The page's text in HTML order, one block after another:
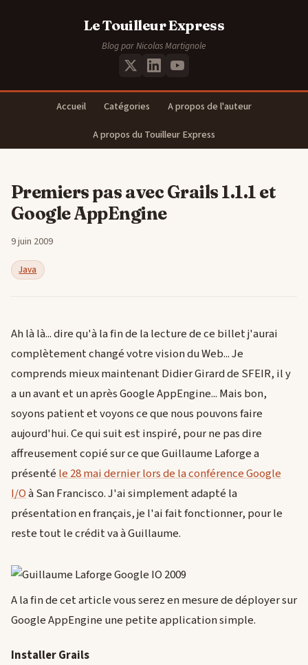
Le Touilleur Express
Blog par Nicolas Martignole
Accueil Catégories
A propos de l'auteur
A propos du Touilleur Express
Premiers pas avec Grails 1.1.1 et
Google AppEngine
9 juin 2009
Java
Ah là là... dire qu'à la fin de la lecture de ce billet j'aurai
complètement changé votre vision du Web... Je
comprends mieux maintenant Didier Girard de SFEIR, il y
a un avant et un après Google AppEngine... Mais bon,
soyons patient et voyons ce que nous pouvons faire
aujourd'hui. Ce qui suit est inspiré, pour ne pas dire
affreusement copié sur ce que Guillaume Laforge a
présentéle 28 mai dernier lors de la conférence Google
I/Oà San Francisco. J'ai simplement adapté la
présentation en français, je l'ai fait fonctionner, pour le
reste tout le crédit va à Guillaume.
A la fin de cet article vous serez en mesure de déployer sur
Google AppEngine une petite application simple.
Installer Grails